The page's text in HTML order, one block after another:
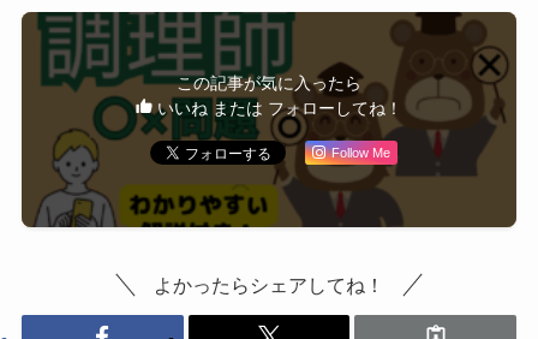
この記事が気に入ったら
いいね または フォローしてね！
Follow Me
よかったらシェアしてね！